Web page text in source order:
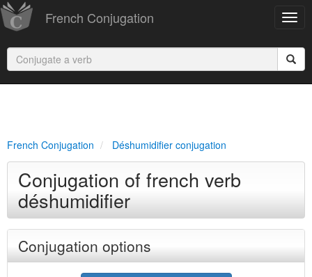
French Conjugation
French Conjugation Déshumidifier conjugation
Conjugation of french verb
déshumidifier
Conjugation options